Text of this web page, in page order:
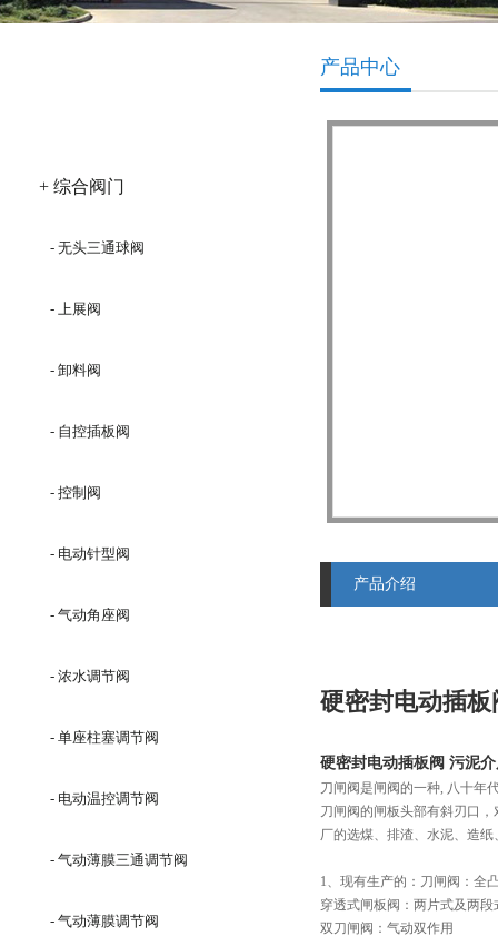
+ 综合阀门
- 无头三通球阀
- 上展阀
- 卸料阀
- 自控插板阀
- 控制阀
- 电动针型阀
- 气动角座阀
- 浓水调节阀
- 单座柱塞调节阀
- 电动温控调节阀
- 气动薄膜三通调节阀
- 气动薄膜调节阀
产品中心
产品介绍
硬密封电动插
硬密封电动插板阀 污泥
刀闸阀是闸阀的一种, 八十年
刀闸阀的闸板头部有斜刃口
厂的选煤、排渣、水泥、造
1、现有生产的：刀闸阀：全
穿透式闸板阀：两片式及两
双刀闸阀：气动双作用